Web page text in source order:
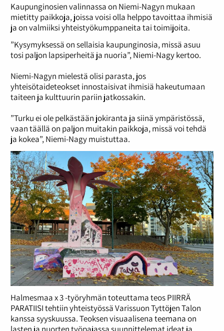
Kaupunginosien valinnassa on Niemi-Nagyn mukaan
mietitty paikkoja, joissa voisi olla helppo tavoittaa ihmisiä
ja on valmiiksi yhteistyökumppaneita tai toimijoita.
”Kysymyksessä on sellaisia kaupunginosia, missä asuu
tosi paljon lapsiperheitä ja nuoria”, Niemi-Nagy kertoo.
Niemi-Nagyn mielestä olisi parasta, jos
yhteisötaideteokset innostaisivat ihmisiä hakeutumaan
taiteen ja kulttuurin pariin jatkossakin.
”Turku ei ole pelkästään jokiranta ja siinä ympäristössä,
vaan täällä on paljon muitakin paikkoja, missä voi tehdä
ja kokea”, Niemi-Nagy muistuttaa.
Halmesmaa x 3 -työryhmän toteuttama teos PIIRRÄ
PARATIISI tehtiin yhteistyössä Varissuon Tyttöjen Talon
kanssa syyskuussa.Teoksen visuaalisena teemana on
lasten ja nuorten työpajassa suunnittelemat ideat ja